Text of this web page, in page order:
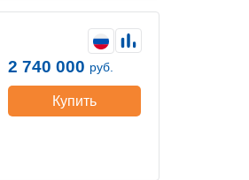
2 740 000 руб.
Купить